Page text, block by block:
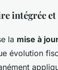
intégrée
la mise à
évolution